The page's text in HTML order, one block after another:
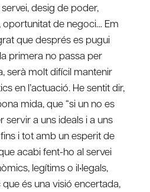
desig de poder,
de negoci… Em
que després es pugui
primera no passa per
serà molt difícil mantenir
en l’actuació. He sentit dir,
mida, que “si un no es
servir a uns ideals i a uns
i tot amb un esperit de
acabi fent-ho al servei
legítims o il•legals,
és una visió encertada,